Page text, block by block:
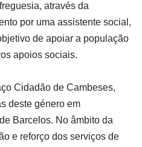
através da
por uma assistente social,
de apoiar a população
apoios sociais.
Cidadão de Cambeses,
deste género em
Barcelos. No âmbito da
e reforço dos serviços de